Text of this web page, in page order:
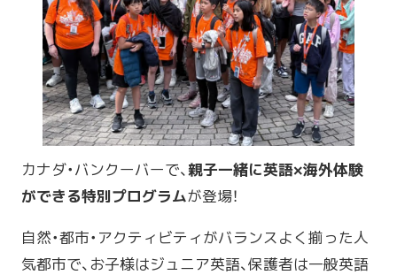
カナダ・バンクーバーで、親子一緒に英語×海外体験
ができる特別プログラムが登場！
自然・都市・アクティビティがバランスよく揃った人
気都市で、お子様はジュニア英語、保護者は一般英語